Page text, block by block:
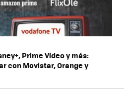
Prime Vídeo y más:
con Movistar, Orange y